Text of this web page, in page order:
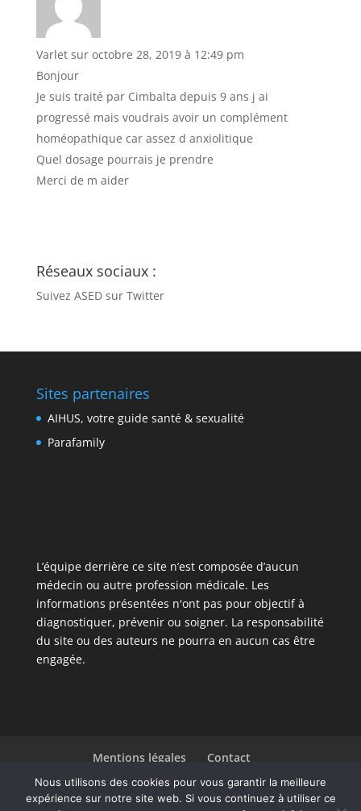
Varlet sur octobre 28, 2019 à 12:49 pm
Bonjour
Je suis traité par Cimbalta depuis 9 ans j ai
progressé mais voudrais avoir un complément
homéopathique car assez d anxiolitique
Quel dosage pourrais je prendre
Merci de m aider
Réseaux sociaux :
Suivez ASED sur Twitter
Sites partenaires
AIHUS, votre guide santé & sexualité
Parafamily
L’équipe derrière ce site n’est composée d’aucun
médecin ou autre profession médicale. Les
informations présentées n'ont pas pour objectif à
diagnostiquer, prévenir ou soigner. La responsabilité
du site ou des auteurs ne pourra en aucun cas être
engagée.
Mentions légales
Contact
Liste des articles
Nous utilisons des cookies pour vous garantir la meilleure
expérience sur notre site web. Si vous continuez à utiliser ce